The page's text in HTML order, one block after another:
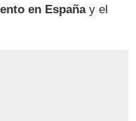
en Españay el